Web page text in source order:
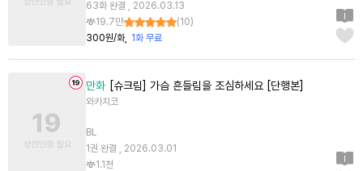
63화 완결 , 2026.03.13
19.7만
(10)
300원/화
1화 무료
만화 [슈크림] 가슴 흔들림을 조심하세요 [단행본]
와카치코
BL
1권 완결 , 2026.03.01
1.1천